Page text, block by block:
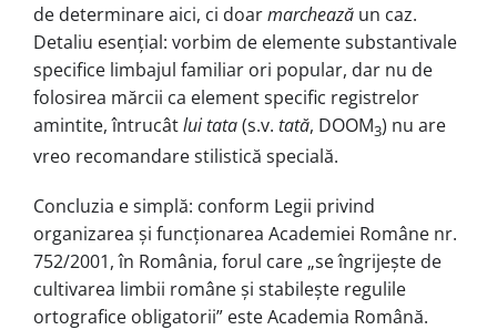
de determinare aici, ci doarmarcheazăun caz.
Detaliu esențial: vorbim de elemente substantivale
specifice limbajul familiar ori popular, dar nu de
folosirea mărcii ca element specific registrelor
amintite, întrucâtlui tata(s.v. tată, DOOM3) nu are
vreo recomandare stilistică specială.
Concluzia e simplă: conform Legii privind
organizarea și funcționarea Academiei Române nr.
752/2001, în România, forul care „se îngrijește de
cultivarea limbii române și stabilește regulile
ortografice obligatorii” este Academia Română.